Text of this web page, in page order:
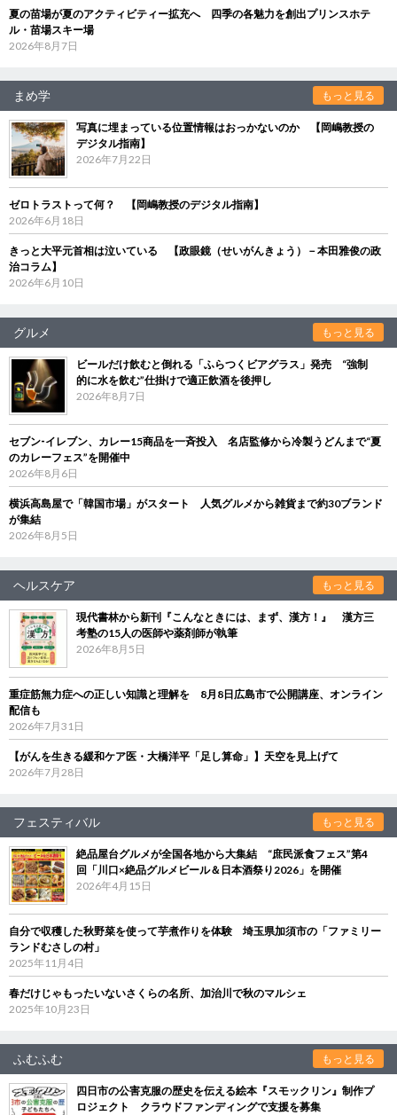
夏の苗場が夏のアクティビティー拡充へ 四季の各魅力を創出プリンスホテ
ル・苗場スキー場
2026年8月7日
まめ学 もっと見る
写真に埋まっている位置情報はおっかないのか 【岡嶋教授の
デジタル指南】
2026年7月22日
ゼロトラストって何？ 【岡嶋教授のデジタル指南】
2026年6月18日
きっと大平元首相は泣いている 【政眼鏡（せいがんきょう）－本田雅俊の政
治コラム】
2026年6月10日
グルメ もっと見る
ビールだけ飲むと倒れる「ふらつくビアグラス」発売 “強制
的に水を飲む”仕掛けで適正飲酒を後押し
2026年8月7日
セブン‐イレブン、カレー15商品を一斉投入 名店監修から冷製うどんまで“夏
のカレーフェス”を開催中
2026年8月6日
横浜高島屋で「韓国市場」がスタート 人気グルメから雑貨まで約30ブランド
が集結
2026年8月5日
ヘルスケア もっと見る
現代書林から新刊『こんなときには、まず、漢方！』 漢方三
考塾の15人の医師や薬剤師が執筆
2026年8月5日
重症筋無力症への正しい知識と理解を 8月8日広島市で公開講座、オンライン
配信も
2026年7月31日
【がんを生きる緩和ケア医・大橋洋平「足し算命」】天空を見上げて
2026年7月28日
フェスティバル もっと見る
絶品屋台グルメが全国各地から大集結 “庶民派食フェス”第4
回「川口×絶品グルメビール＆日本酒祭り2026」を開催
2026年4月15日
自分で収穫した秋野菜を使って芋煮作りを体験 埼玉県加須市の「ファミリー
ランドむさしの村」
2025年11月4日
春だけじゃもったいないさくらの名所、加治川で秋のマルシェ
2025年10月23日
ふむふむ もっと見る
四日市の公害克服の歴史を伝える絵本『スモックリン』制作プ
ロジェクト クラウドファンディングで支援を募集